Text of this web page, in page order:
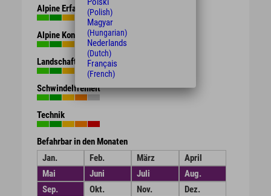
Alpine Erfahrung
Alpine Kondition
Landschaft
Schwindelfreiheit
Technik
Befahrbar in den Monaten
Jan.
Feb. März
April
Mai
Juni Juli
Aug.
Sep.
Okt. Nov. Dez.
(Polish)
Magyar
(Hungarian)
Nederlands
(Dutch)
Français
(French)